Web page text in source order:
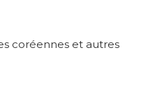
coréennes et autres